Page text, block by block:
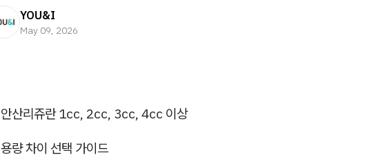
YOU&I
May 09, 2026
안산리쥬란 1cc, 2cc, 3cc, 4cc 이상
용량 차이 선택 가이드